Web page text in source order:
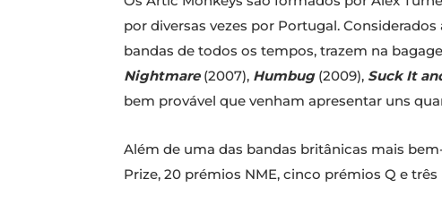
por diversas vezes por Portugal.
bandas de todos os tempos, trazem na
Nightmare(2007), Humbug(2009), Suck It
bem provável que venham apresentar uns
Além de uma das bandas britânicas mais
Prize, 20 prémios NME, cinco prémios Q e